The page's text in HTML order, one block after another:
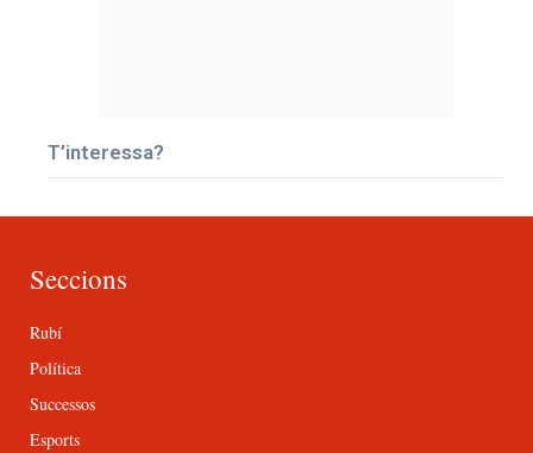
T’interessa?
Seccions
Rubí
Política
Successos
Esports